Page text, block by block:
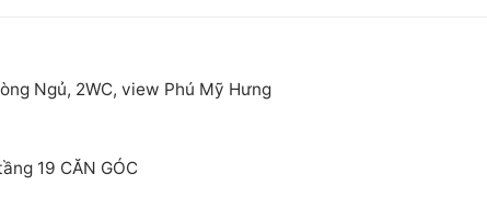
Ngủ, 2WC, view Phú Mỹ Hưng
19 CĂN GÓC